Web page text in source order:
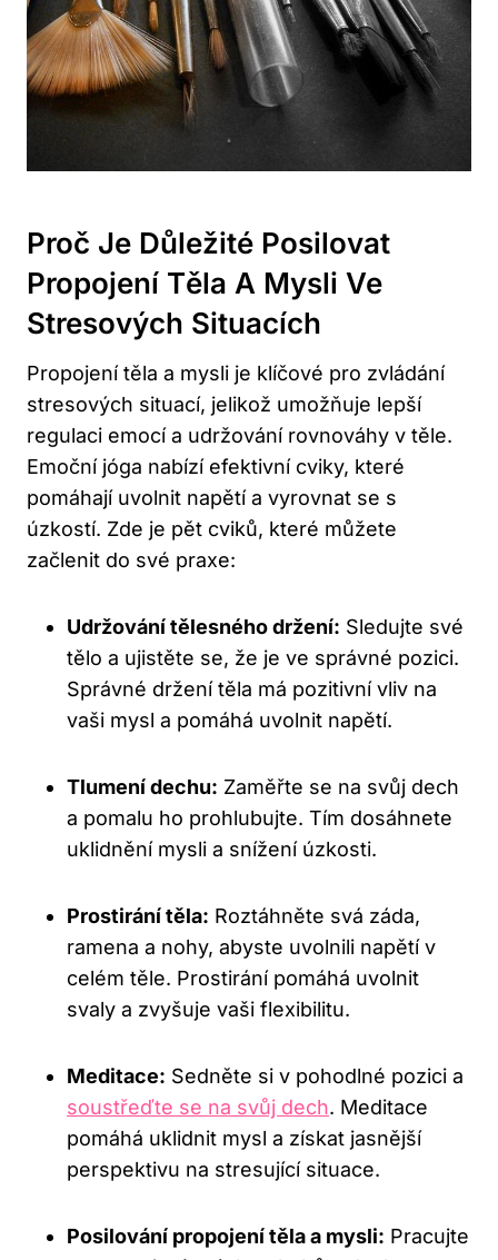
Proč Je Důležité Posilovat
Propojení Těla A Mysli Ve
Stresových Situacích
Propojení těla a mysli je klíčové pro zvládání
stresových situací, jelikož umožňuje lepší
regulaci emocí a udržování rovnováhy v těle.
Emoční jóga nabízí efektivní cviky, které
pomáhají uvolnit napětí a vyrovnat se s
úzkostí. Zde je pět cviků, které můžete
začlenit do své praxe:
Udržování tělesného držení: Sledujte své
tělo a ujistěte se, že je ve správné pozici.
Správné držení těla má pozitivní vliv na
vaši mysl a pomáhá uvolnit napětí.
Tlumení dechu: Zaměřte se na svůj dech
a pomalu ho prohlubujte. Tím dosáhnete
uklidnění mysli a snížení úzkosti.
Prostirání těla: Roztáhněte svá záda,
ramena a nohy, abyste uvolnili napětí v
celém těle. Prostirání pomáhá uvolnit
svaly a zvyšuje vaši flexibilitu.
Meditace: Sedněte si v pohodlné pozici a
soustřeďte se na svůj dech. Meditace
pomáhá uklidnit mysl a získat jasnější
perspektivu na stresující situace.
Posilování propojení těla a mysli: Pracujte